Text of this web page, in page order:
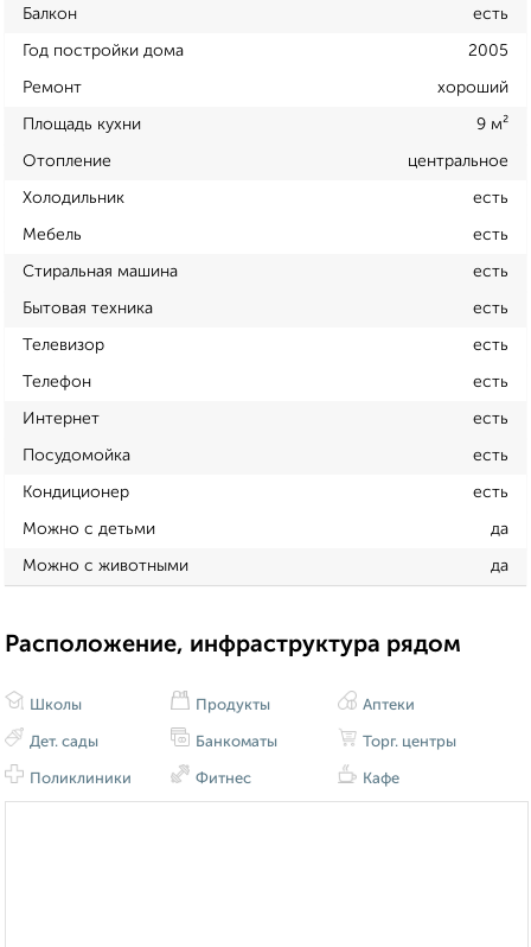
Балкон есть
Год постройки дома 2005
Ремонт хороший
Площадь кухни 9 м²
Отопление центральное
Холодильник есть
Мебель есть
Стиральная машина есть
Бытовая техника есть
Телевизор есть
Телефон есть
Интернет есть
Посудомойка есть
Кондиционер есть
Можно с детьми да
Можно с животными да
Расположение, инфраструктура рядом
Школы
Дет. сады
Поликлиники
Продукты
Банкоматы
Фитнес
Аптеки
Торг. центры
Кафе